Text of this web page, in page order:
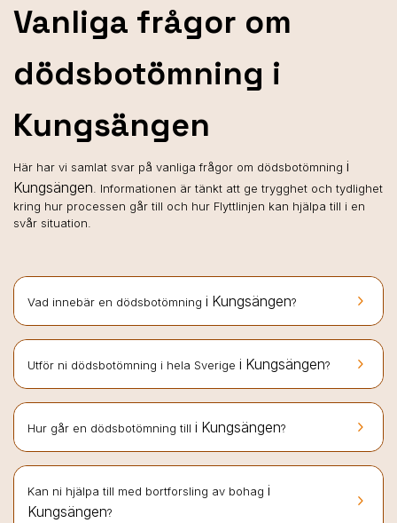
Vanliga frågor om
dödsbotömning i
Kungsängen
Här har vi samlat svar på vanliga frågor om dödsbotömning i
Kungsängen . Informationen är tänkt att ge trygghet och tydlighet
kring hur processen går till och hur Flyttlinjen kan hjälpa till i en
svår situation.
keyboard_arrow_right
Vad innebär en dödsbotömning i Kungsängen?
keyboard_arrow_right
Utför ni dödsbotömning i hela Sverige i Kungsängen?
keyboard_arrow_right
Hur går en dödsbotömning till i Kungsängen?
keyboard_arrow_right
Kan ni hjälpa till med bortforsling av bohag i
Kungsängen?